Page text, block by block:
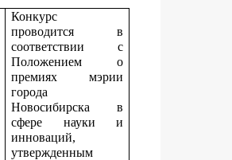
Конкурс
проводится в
соответствии с
Положением о
премиях мэрии
города
Новосибирска в
сфере науки и
инноваций,
утвержденным